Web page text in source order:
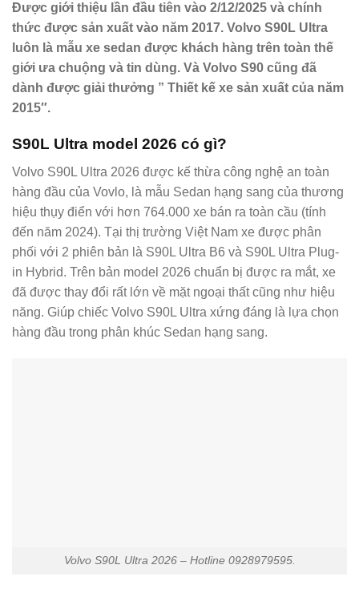
Được giới thiệu lần đầu tiên vào 2/12/2025 và chính
thức được sản xuất vào năm 2017. Volvo S90L Ultra
luôn là mẫu xe sedan được khách hàng trên toàn thế
giới ưa chuộng và tin dùng. Và Volvo S90 cũng đã
dành được giải thưởng ” Thiết kế xe sản xuất của năm
2015″.
S90L Ultra model 2026 có gì?
Volvo S90L Ultra 2026 được kế thừa công nghệ an toàn
hàng đầu của Vovlo, là mẫu Sedan hạng sang của thương
hiệu thụy điển với hơn 764.000 xe bán ra toàn cầu (tính
đến năm 2024). Tại thị trường Việt Nam xe được phân
phối với 2 phiên bản là S90L Ultra B6 và S90L Ultra Plug-
in Hybrid. Trên bản model 2026 chuẩn bị được ra mắt, xe
đã được thay đổi rất lớn về mặt ngoại thất cũng như hiệu
năng. Giúp chiếc Volvo S90L Ultra xứng đáng là lựa chọn
hàng đầu trong phân khúc Sedan hạng sang.
Volvo S90L Ultra 2026 – Hotline 0928979595.